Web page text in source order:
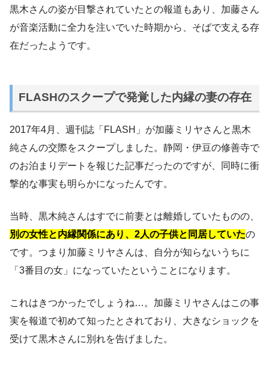
黒木さんの姿が目撃されていたとの報道もあり、加藤さん
が音楽活動に全力を注いでいた時期から、そばで支える存
在だったようです。
FLASHのスクープで発覚した内縁の妻の存在
2017年4月、週刊誌「FLASH」が加藤ミリヤさんと黒木
純さんの交際をスクープしました。静岡・伊豆の修善寺で
のお泊まりデートを報じた記事だったのですが、同時に衝
撃的な事実も明らかになったんです。
当時、黒木純さんはすでに前妻とは離婚していたものの、
別の女性と内縁関係にあり、2人の子供と同居していたの
です。つまり加藤ミリヤさんは、自分が知らないうちに
「3番目の女」になっていたということになります。
これはきつかったでしょうね…。加藤ミリヤさんはこの事
実を報道で初めて知ったとされており、大きなショックを
受けて黒木さんに別れを告げました。